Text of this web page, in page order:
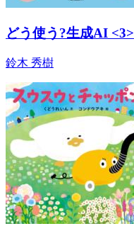
どう使う?生成AI <3>
鈴木 秀樹